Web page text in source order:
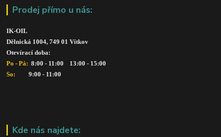
Prodej přímo u nás:
IK-OIL
Dělnická 1004, 749 01 Vítkov
Otevírací doba:
Po - Pá: 8:00 - 11:00    13:00 - 15:00
So:
      9:00 - 11:00
Kde nás najdete: